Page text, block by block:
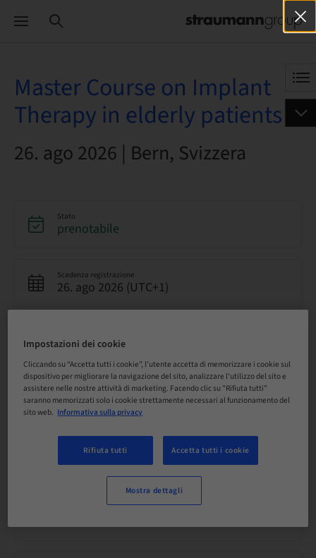
Master Course on Implant
Therapy in elderly patients
26. ago 2026 | Bern, Svizzera
Stato
prenotabile
Scadenza registrazione
26. ago 2026 (UTC+1)
CHF 3200.00
Lingua
Inglese
0.00 Punti
Impostazioni dei cookie
Cliccando su “Accetta tutti i cookie”, l'utente accetta di memorizzare i cookie sul
dispositivo per migliorare la navigazione del sito, analizzare l'utilizzo del sito e
assistere nelle nostre attività di marketing. Facendo clic su "Rifiuta tutti"
saranno memorizzati solo i cookie strettamente necessari al funzionamento del
sito web. Informativa sulla privacy
Rifiuta tutti Accetta tutti i cookie
Mostra dettagli